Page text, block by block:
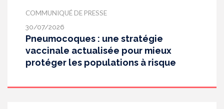
COMMUNIQUÉ DE PRESSE
30/07/2026
Pneumocoques : une stratégie
vaccinale actualisée pour mieux
protéger les populations à risque